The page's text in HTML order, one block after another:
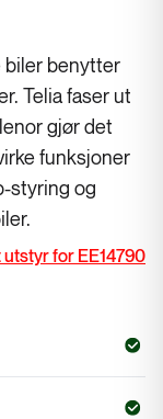
biler benytter
Telia faser ut
gjør det
funksjoner
styring og
utstyr for EE14790